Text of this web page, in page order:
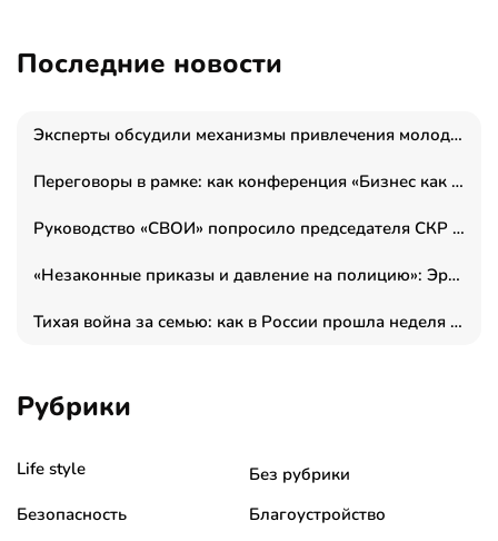
Последние новости
Эксперты обсудили механизмы привлечения молодых специалистов в промышленные города
Переговоры в рамке: как конференция «Бизнес как искусство» переформатирует деловой этикет в стенах ТПП РФ
Руководство «СВОИ» попросило председателя СКР дать правовую оценку обысков в тыловом штабе
«Незаконные приказы и давление на полицию»: Эрнеста Султанова задержали у посольства Израиля во время одиночного пикета
Тихая война за семью: как в России прошла неделя правовой помощи
Рубрики
Life style
Без рубрики
Безопасность
Благоустройство